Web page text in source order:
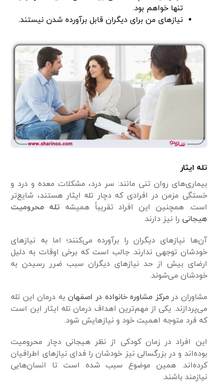
تنها خواهم بود.
نیازهای من برای دیگران قابل برآورده شدن نیستند.
تله ایثار
بیماری‌های روان تنی مانند: سر درد، مشکلات معده و درد و
خستگی مزمن در افرادی که دچار تله ایثار هستند، شایع‌تر
است. همچنین این افراد تقریباً همیشه تله محرومیت
هیجانی را نیز دارند.
آن‌ها نیازهای دیگران را برآورده می‌کنند؛ اما به نیازهای
خودشان توجهی ندارند. جالب است که برخی اوقات به دلیل
ارضای بیش از حد نیازهای دیگران سبب ضرر رسیدن به
خودشان می‌شوند.
مشاوران درمرکز مشاوره خانواده در اصفهان به درمان این تله‌
می‌پردازند. یکی از مهم‌ترین اهداف درمان تله ایثار این است
که فرد متوجه اهمیت خود و نیازهایش شود.
این افراد در زمان کودکی از نظر هیجانی دچار محرومیت
بوده‌اند و در بزرگسالی نیز خودشان را فدای نیازهای اطرافیان
کرده‌اند. همین موضوع سبب شده است تا انسان‌هایی
نیازمند باشند.